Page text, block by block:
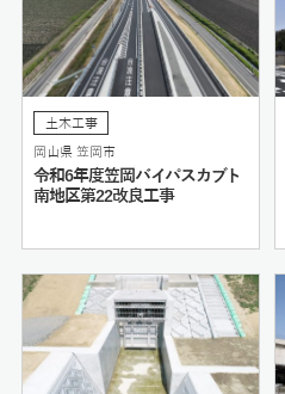
土木工事
岡山県 笠岡市
令和6年度笠岡バイパスカブト
南地区第22改良工事